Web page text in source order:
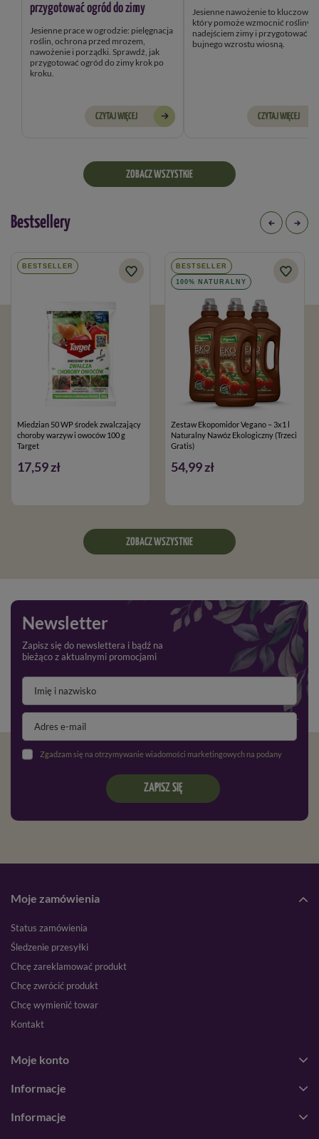
przygotować ogród do zimy
Jesienne prace w ogrodzie: pielęgnacja
roślin, ochrona przed mrozem,
nawożenie i porządki. Sprawdź, jak
przygotować ogród do zimy krok po
kroku.
CZYTAJ WIĘCEJ
Jesienne nawożenie to kluczowy
który pomoże wzmocnić rośliny przed
nadejściem zimy i przygotować je
bujnego wzrostu wiosną.
CZYTAJ WIĘCEJ
ZOBACZ WSZYSTKIE
Bestsellery
BESTSELLER
Miedzian 50 WP środek zwalczający
choroby warzyw i owoców 100 g
Target
17,59 zł
BESTSELLER
100% NATURALNY
Zestaw Ekopomidor Vegano – 3x1 l
Naturalny Nawóz Ekologiczny (Trzeci
Gratis)
54,99 zł
ZOBACZ WSZYSTKIE
Newsletter
Zapisz się do newslettera i bądź na
bieżąco z aktualnymi promocjami
Zgadzam się na otrzymywanie wiadomości marketingowych na podany adres e-mail oraz przetwarzanie danych osobowych zgodnie z
ZAPISZ SIĘ
Moje zamówienia
Status zamówienia
Śledzenie przesyłki
Chcę zareklamować produkt
Chcę zwrócić produkt
Chcę wymienić towar
Kontakt
Moje konto
Informacje
Informacje